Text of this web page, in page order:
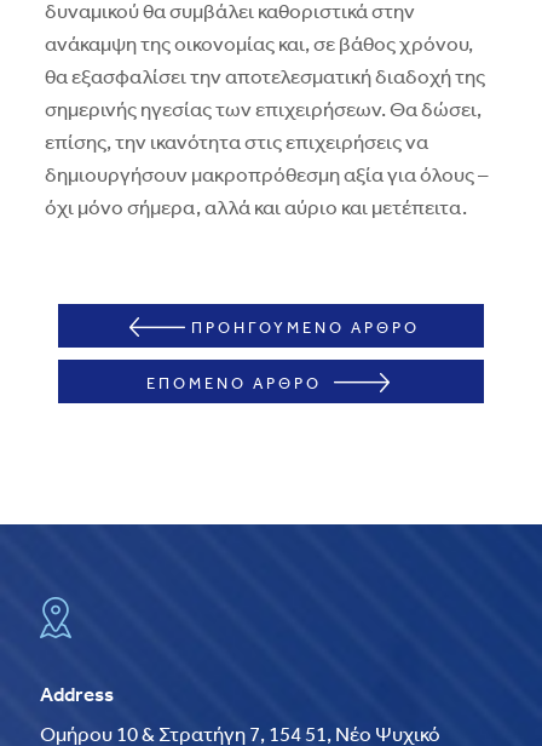
δυναμικού θα συμβάλει καθοριστικά στην
ανάκαμψη της οικονομίας και, σε βάθος χρόνου,
θα εξασφαλίσει την αποτελεσματική διαδοχή της
σημερινής ηγεσίας των επιχειρήσεων. Θα δώσει,
επίσης, την ικανότητα στις επιχειρήσεις να
δημιουργήσουν μακροπρόθεσμη αξία για όλους –
όχι μόνο σήμερα, αλλά και αύριο και μετέπειτα.
ΠΡΟΗΓΟΥΜΕΝΟ ΑΡΘΡΟ
ΕΠΟΜΕΝΟ ΑΡΘΡΟ
Address
Ομήρου 10 & Στρατήγη 7, 154 51, Νέο Ψυχικό